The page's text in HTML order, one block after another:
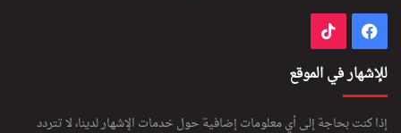
فيسبوك
للإشهار في الموقع
إذا كنت بحاجة إلى أي معلومات إضافية حول خدمات الإشهار لدينا، لا تتردد